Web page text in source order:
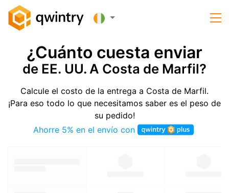
¿Cuánto cuesta enviar
de EE. UU. A Costa de Marfil?
Calcule el costo de la entrega a Costa de Marfil.
¡Para eso todo lo que necesitamos saber es el peso de
su pedido!
Ahorre 5% en el envío con